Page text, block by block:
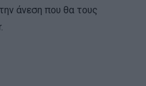
άνεση που θα τους